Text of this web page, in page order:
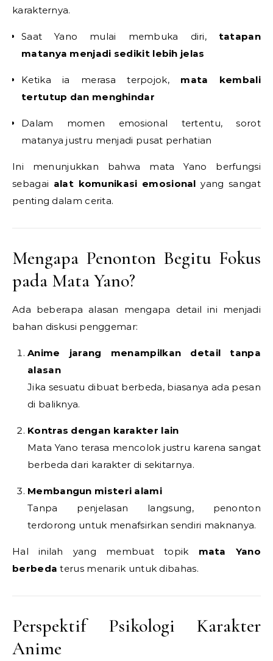
karakternya.
Saat Yano mulai membuka diri, tatapan
matanya menjadi sedikit lebih jelas
Ketika ia merasa terpojok, mata kembali
tertutup dan menghindar
Dalam momen emosional tertentu, sorot
matanya justru menjadi pusat perhatian
Ini menunjukkan bahwa mata Yano berfungsi
sebagai alat komunikasi emosional yang sangat
penting dalam cerita.
Mengapa Penonton Begitu Fokus
pada Mata Yano?
Ada beberapa alasan mengapa detail ini menjadi
bahan diskusi penggemar:
Anime jarang menampilkan detail tanpa
alasan
Jika sesuatu dibuat berbeda, biasanya ada pesan
di baliknya.
Kontras dengan karakter lain
Mata Yano terasa mencolok justru karena sangat
berbeda dari karakter di sekitarnya.
Membangun misteri alami
Tanpa penjelasan langsung, penonton
terdorong untuk menafsirkan sendiri maknanya.
Hal inilah yang membuat topik mata Yano
berbeda terus menarik untuk dibahas.
Perspektif Psikologi Karakter
Anime